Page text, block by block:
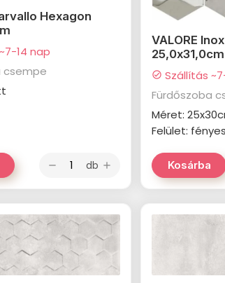
Hexagon
14 nap
csempe
remove db add
VALORE
25,0x31,0cm
check_circle Szállítás
Fürdőszoba
Méret:
Felület: fényes
Kosárba